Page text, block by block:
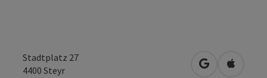
Stadtplatz 27
4400 Steyr in Google
in